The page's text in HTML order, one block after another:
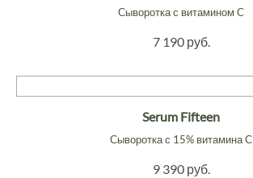
Сыворотка с витамином C
7 190 руб.
Serum Fifteen
Сыворотка с 15% витамина С
9 390 руб.